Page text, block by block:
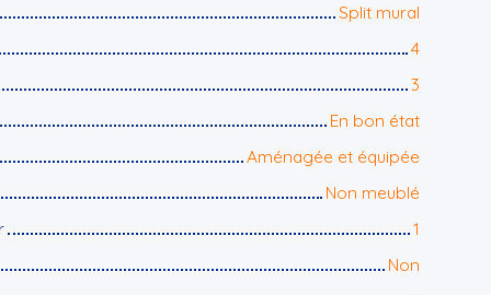
Split mural
4
3
En bon état
Aménagée et équipée
Non meublé
1
Non